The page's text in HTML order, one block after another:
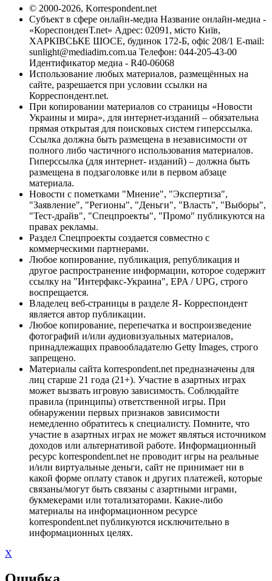
© 2000-2026, Korrespondent.net
Субъект в сфере онлайн-медиа Название онлайн-медиа -
«КореспонденТ.net» Адрес: 02091, місто Київ,
ХАРКІВСЬКЕ ШОСЕ, будинок 172-Б, офіс 208/1 E-mail:
sunlight@mediadim.com.ua Телефон: 044-205-43-00
Идентификатор медиа - R40-06068
Использование любых материалов, размещённых на
сайте, разрешается при условии ссылки на
Корреспондент.net.
При копировании материалов со страницы «Новости
Украины и мира», для интернет-изданий – обязательна
прямая открытая для поисковых систем гиперссылка.
Ссылка должна быть размещена в независимости от
полного либо частичного использования материалов.
Гиперссылка (для интернет- изданий) – должна быть
размещена в подзаголовке или в первом абзаце
материала.
Новости с пометками "Мнение", "Экспертиза",
"Заявление", "Регионы", "Деньги", "Власть", "Выборы",
"Тест-драйв", "Спецпроекты", "Промо" публикуются на
правах рекламы.
Раздел Спецпроекты создается совместно с
коммерческими партнерами.
Любое копирование, публикация, републикация и
другое распространение информации, которое содержит
ссылку на "Интерфакс-Украина", EPA / UPG, строго
воспрещается.
Владелец веб-страницы в разделе Я- Корреспондент
является автор публикации.
Любое копирование, перепечатка и воспроизведение
фотографий и/или аудиовизуальных материалов,
принадлежащих правообладателю Getty Images, строго
запрещено.
Материалы сайта korrespondent.net предназначены для
лиц старше 21 года (21+). Участие в азартных играх
может вызвать игровую зависимость. Соблюдайте
правила (принципы) ответственной игры. При
обнаружении первых признаков зависимости
немедленно обратитесь к специалисту. Помните, что
участие в азартных играх не может являться источником
доходов или альтернативой работе. Информационный
ресурс korrespondent.net не проводит игры на реальные
и/или виртуальные деньги, сайт не принимает ни в
какой форме оплату ставок и других платежей, которые
связаны/могут быть связаны с азартными играми,
букмекерами или тотализаторами. Какие-либо
материалы на информационном ресурсе
korrespondent.net публикуются исключительно в
информационных целях.
X